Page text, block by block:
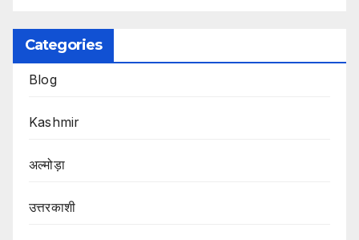
Categories
Blog
Kashmir
अल्मोड़ा
उत्तरकाशी